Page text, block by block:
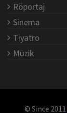
Röportaj
Sinema
Tiyatro
Müzik
© Since 2011